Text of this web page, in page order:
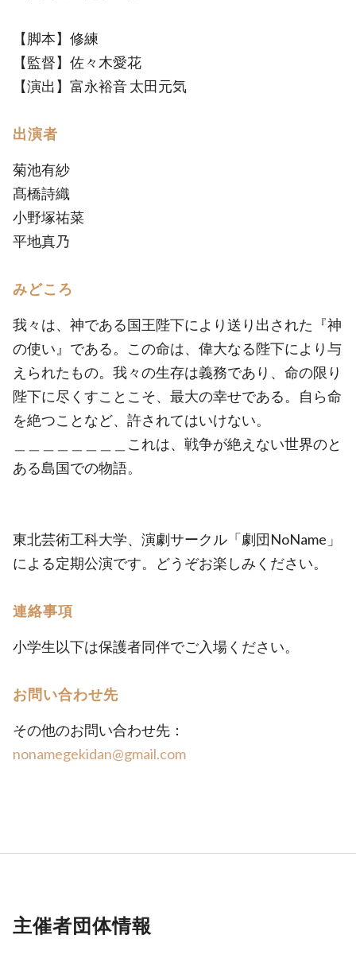
【脚本】修練
【監督】佐々木愛花
【演出】富永裕音 太田元気
出演者
菊池有紗
髙橋詩織
小野塚祐菜
平地真乃
みどころ
我々は、神である国王陛下により送り出された『神
の使い』である。この命は、偉大なる陛下により与
えられたもの。我々の生存は義務であり、命の限り
陛下に尽くすことこそ、最大の幸せである。自ら命
を絶つことなど、許されてはいけない。
＿＿＿＿＿＿＿＿これは、戦争が絶えない世界のと
ある島国での物語。
東北芸術工科大学、演劇サークル「劇団NoName」
による定期公演です。どうぞお楽しみください。
連絡事項
小学生以下は保護者同伴でご入場ください。
お問い合わせ先
その他のお問い合わせ先：
nonamegekidan@gmail.com
主催者団体情報